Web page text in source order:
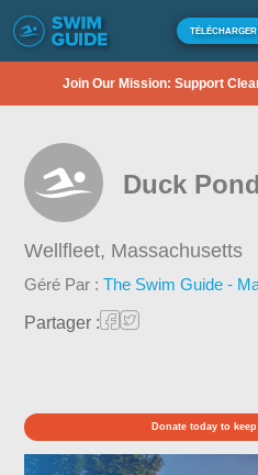
TÉLÉCHARGER
Join Our Mission: Support
Duck Pond
Wellfleet, Massachusetts
Géré Par :The Swim Guide -
Partager :
Donate today to